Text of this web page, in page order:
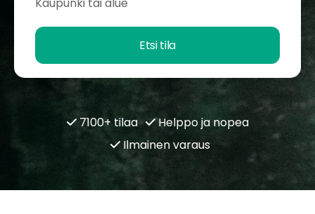
Etsi tila
7100+ tilaa
Helppo ja nopea
Ilmainen varaus